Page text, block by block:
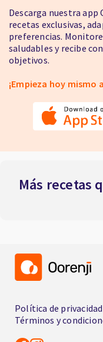
Descarga nuestra app
recetas exclusivas,
preferencias.
saludables y recibe
objetivos.
¡Empieza hoy
Más recetas
Política de privacidad
Términos y